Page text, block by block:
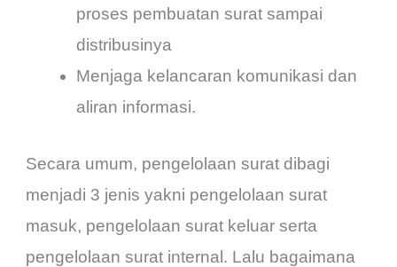
proses pembuatan surat sampai
distribusinya
Menjaga kelancaran komunikasi dan
aliran informasi.
Secara umum, pengelolaan surat dibagi
menjadi 3 jenis yakni pengelolaan surat
masuk, pengelolaan surat keluar serta
pengelolaan surat internal. Lalu bagaimana